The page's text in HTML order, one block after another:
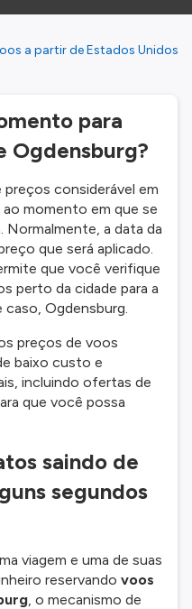
a partir de Estados Unidos
para
Ogdensburg?
preços considerável em
momento em que se
Normalmente, a data da
que será aplicado.
que você verifique
perto da cidade para a
caso, Ogdensburg.
preços de voos
baixo custo e
incluindo ofertas de
que você possa
saindo de
segundos
viagem e uma de suas
reservando voos
, o mecanismo de